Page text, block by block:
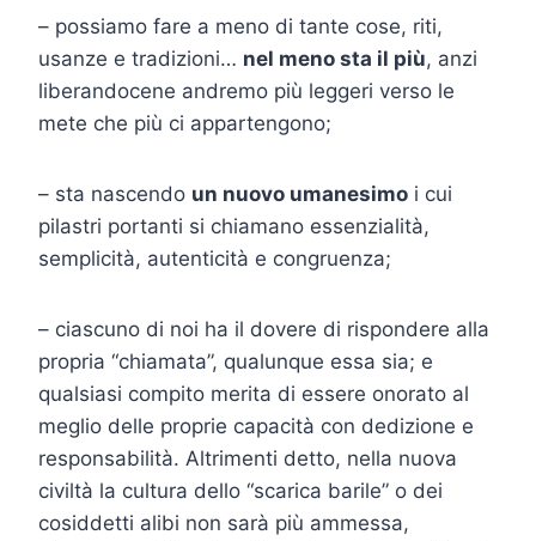
– possiamo fare a meno di tante cose, riti,
usanze e tradizioni… nel meno sta il più, anzi
liberandocene andremo più leggeri verso le
mete che più ci appartengono;
– sta nascendo un nuovo umanesimo i cui
pilastri portanti si chiamano essenzialità,
semplicità, autenticità e congruenza;
– ciascuno di noi ha il dovere di rispondere alla
propria “chiamata”, qualunque essa sia; e
qualsiasi compito merita di essere onorato al
meglio delle proprie capacità con dedizione e
responsabilità. Altrimenti detto, nella nuova
civiltà la cultura dello “scarica barile” o dei
cosiddetti alibi non sarà più ammessa,